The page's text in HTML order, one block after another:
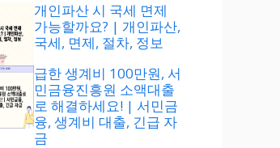
개인파산 시 국세 면제
가능할까요? | 개인파산,
국세, 면제, 절차, 정보
급한 생계비 100만원, 서
민금융진흥원 소액대출
로 해결하세요! | 서민금
융, 생계비 대출, 긴급 자
금